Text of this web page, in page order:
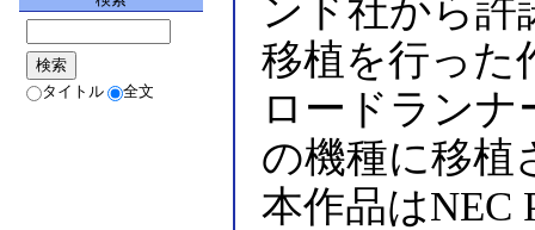
ンド社から許
移植を行った
ロードラン
の機種に移植
本作品はNEC
タイトル 全文